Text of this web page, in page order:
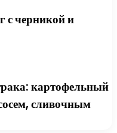
с черникой и
картофельный
сливочным